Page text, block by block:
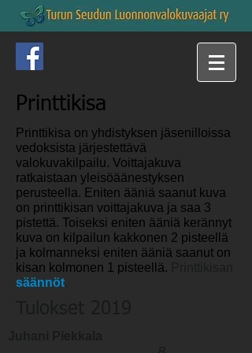
Printtikisa
Printtikisa on yhdistyksen jäsenilloissa
vedoksista järjestettävä
valokuvakilpailu. Voittajakuva
ratkaistaan yleisöäänestyksen
perusteella. Eniten ääniä saanut kuva
on printtikisan voittajakuva ja saa 3
pistettä. Toiseksi eniten ääniä kerännyt
kuva on kilpailun kakkonen 2 pisteellä
ja kolmanneksi eniten ääniä saanut on
kisan kolmonen 1 pisteellä.
säännöt